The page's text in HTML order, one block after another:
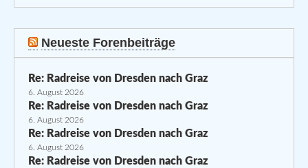
Neueste Forenbeiträge
Re: Radreise von Dresden nach Graz
6. August 2026
Re: Radreise von Dresden nach Graz
6. August 2026
Re: Radreise von Dresden nach Graz
6. August 2026
Re: Radreise von Dresden nach Graz